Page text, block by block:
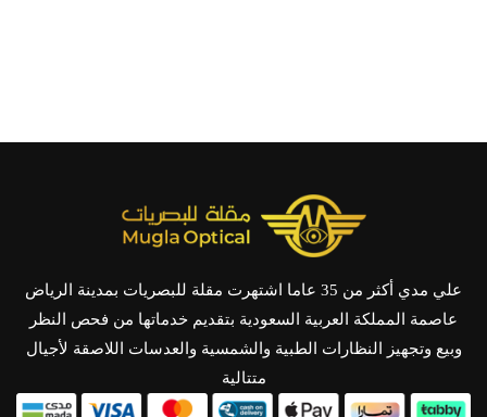
علي مدي أكثر من 35 عاما اشتهرت مقلة للبصريات بمدينة الرياض
عاصمة المملكة العربية السعودية بتقديم خدماتها من فحص النظر
وبيع وتجهيز النظارات الطبية والشمسية والعدسات اللاصقة لأجيال
متتالية